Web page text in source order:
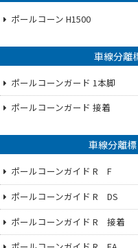
ポールコーン H1500
車線分離
ポールコーンガード 1本脚
ポールコーンガード 接着
車線分離
ポールコーンガイド R F
ポールコーンガイド R DS
ポールコーンガイド R 接着